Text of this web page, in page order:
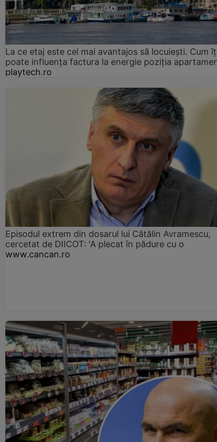
La ce etaj este cel mai avantajos să locuiești. Cum
poate influența factura la energie poziția
playtech.ro
Episodul extrem din dosarul lui Cătălin Avramescu,
cercetat de DIICOT: 'A plecat în pădure cu o
www.cancan.ro